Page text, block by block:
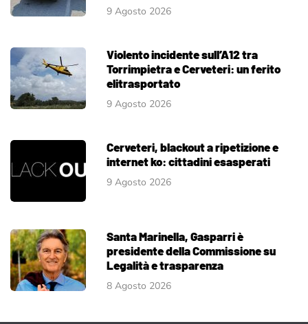
9 Agosto 2026
Violento incidente sull’A12 tra
Torrimpietra e Cerveteri: un ferito
elitrasportato
9 Agosto 2026
Cerveteri, blackout a ripetizione e
internet ko: cittadini esasperati
9 Agosto 2026
Santa Marinella, Gasparri è
presidente della Commissione su
Legalità e trasparenza
8 Agosto 2026